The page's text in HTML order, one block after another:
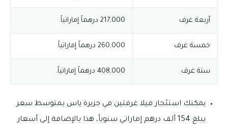
أربعة غرف 217,000 درهماً إماراتياً.
خمسة غرف 260,000 درهماً إماراتياً.
ستة غرف 408,000 درهماً إماراتياً.
يمكنك استئجار فيلا غرفتين في جزيرة ياس بمتوسط سعر
يبلغ 154 ألف درهم إماراتي سنوياً، هذا بالإضافة إلى أسعار